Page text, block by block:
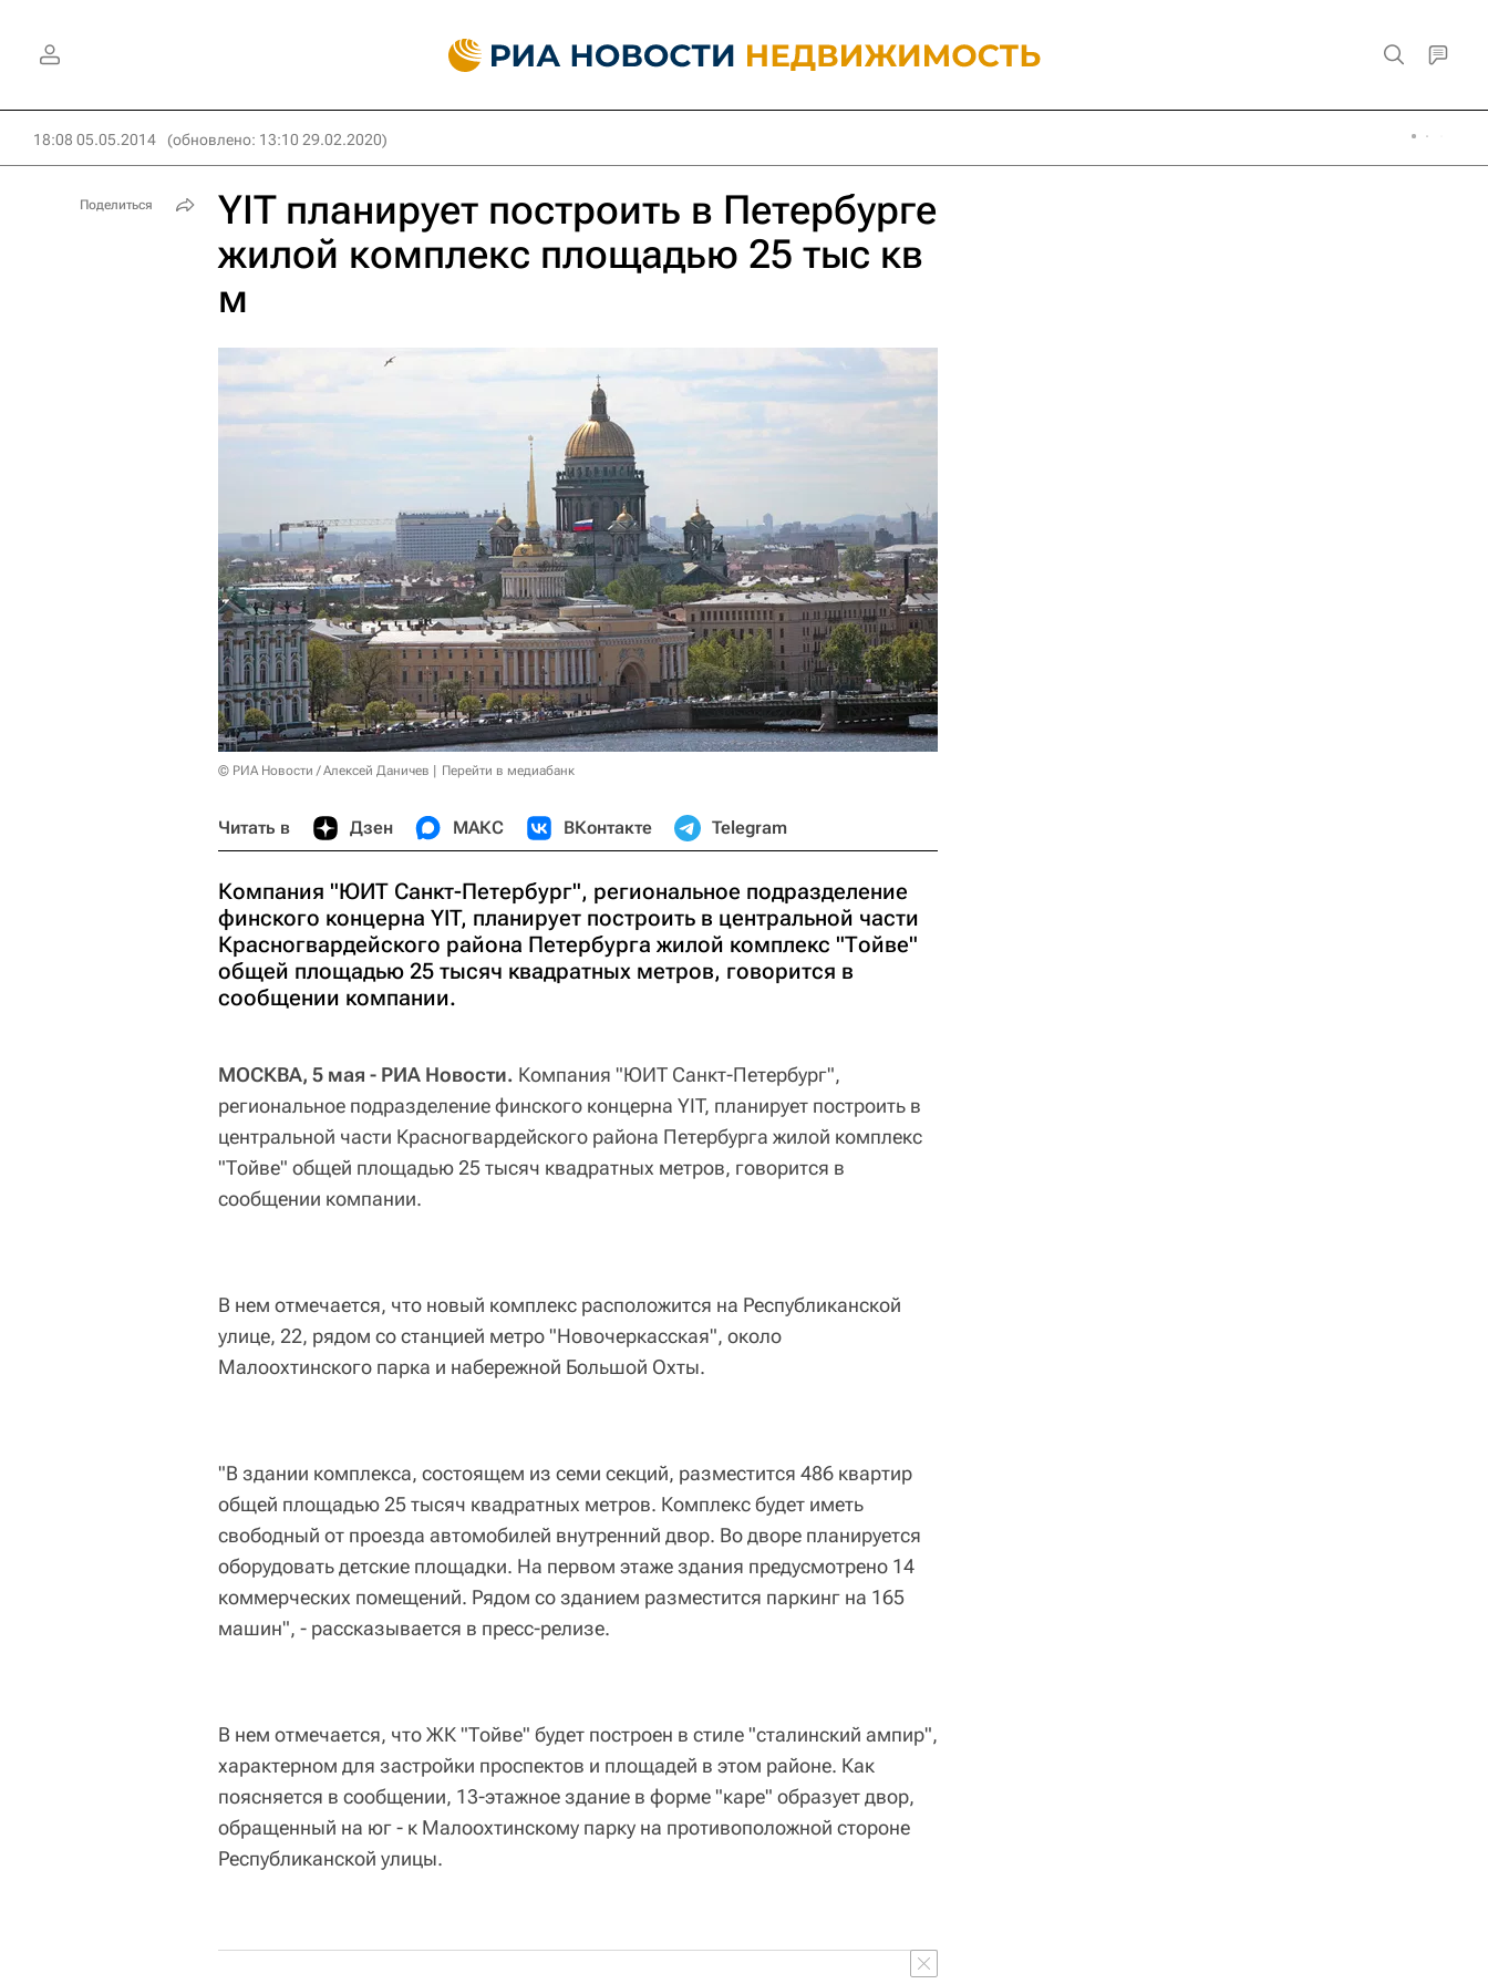
18:08 05.05.2014 (обновлено: 13:10 29.02.2020)
YIT планирует построить в Петербурге
жилой комплекс площадью 25 тыс кв
м
© РИА Новости / Алексей Даничев Перейти в медиабанк
Читать в Дзен МАКС ВКонтакте Telegram
Компания "ЮИТ Санкт-Петербург", региональное подразделение
финского концерна YIT, планирует построить в центральной части
Красногвардейского района Петербурга жилой комплекс "Тойве"
общей площадью 25 тысяч квадратных метров, говорится в
сообщении компании.
МОСКВА, 5 мая - РИА Новости. Компания "ЮИТ Санкт-Петербург",
региональное подразделение финского концерна YIT, планирует построить в
центральной части Красногвардейского района Петербурга жилой комплекс
"Тойве" общей площадью 25 тысяч квадратных метров, говорится в
сообщении компании.
В нем отмечается, что новый комплекс расположится на Республиканской
улице, 22, рядом со станцией метро "Новочеркасская", около
Малоохтинского парка и набережной Большой Охты.
"В здании комплекса, состоящем из семи секций, разместится 486 квартир
общей площадью 25 тысяч квадратных метров. Комплекс будет иметь
свободный от проезда автомобилей внутренний двор. Во дворе планируется
оборудовать детские площадки. На первом этаже здания предусмотрено 14
коммерческих помещений. Рядом со зданием разместится паркинг на 165
машин", - рассказывается в пресс-релизе.
В нем отмечается, что ЖК "Тойве" будет построен в стиле "сталинский ампир",
характерном для застройки проспектов и площадей в этом районе. Как
поясняется в сообщении, 13-этажное здание в форме "каре" образует двор,
обращенный на юг - к Малоохтинскому парку на противоположной стороне
Республиканской улицы.
Поделиться